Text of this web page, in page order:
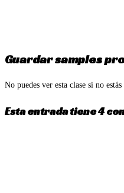
Guardar samples
No puedes ver esta clase si no
Esta entrada tiene 4